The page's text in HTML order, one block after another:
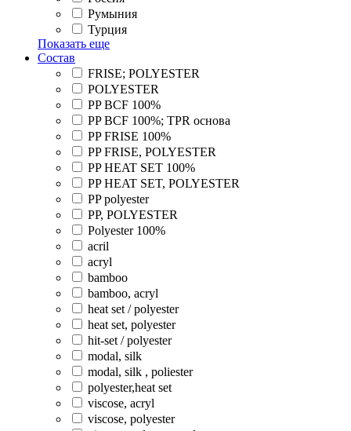
Румыния
Турция
Показать еще
Состав
FRISE; POLYESTER
POLYESTER
PP BCF 100%
PP BCF 100%; TPR основа
PP FRISE 100%
PP FRISE, POLYESTER
PP HEAT SET 100%
PP HEAT SET, POLYESTER
PP polyester
PP, POLYESTER
Polyester 100%
acril
acryl
bamboo
bamboo, acryl
heat set / polyester
heat set, polyester
hit-set / polyester
modal, silk
modal, silk , poliester
polyester,heat set
viscose, acryl
viscose, polyester